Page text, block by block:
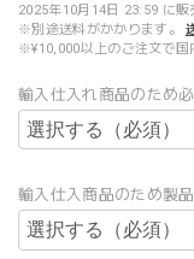
2025年10月14日 23:59 に販
※別途送料がかかります。
※¥10,000以上のご注文で国
輸入仕入れ商品のため
輸入仕入商品のため製